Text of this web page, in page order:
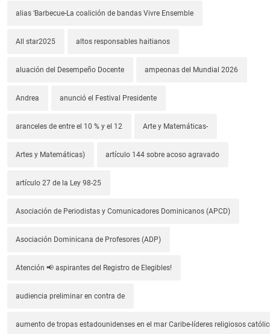
alias ‘Barbecue-La coalición de bandas Vivre Ensemble
All star2025 altos responsables haitianos
aluación del Desempeño Docente ampeonas del Mundial 2026
Andrea anunció el Festival Presidente
aranceles de entre el 10 % y el 12 Arte y Matemáticas-
Artes y Matemáticas) artículo 144 sobre acoso agravado
artículo 27 de la Ley 98-25
Asociación de Periodistas y Comunicadores Dominicanos (APCD)
Asociación Dominicana de Profesores (ADP)
Atención 📢 aspirantes del Registro de Elegibles!
audiencia preliminar en contra de
aumento de tropas estadounidenses en el mar Caribe-líderes religiosos